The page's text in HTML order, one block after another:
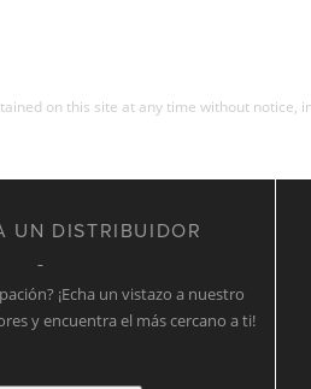
on this site at any time without notice,
UN DISTRIBUIDOR
¡Echa un vistazo a nuestro
y encuentra el más cercano a ti!